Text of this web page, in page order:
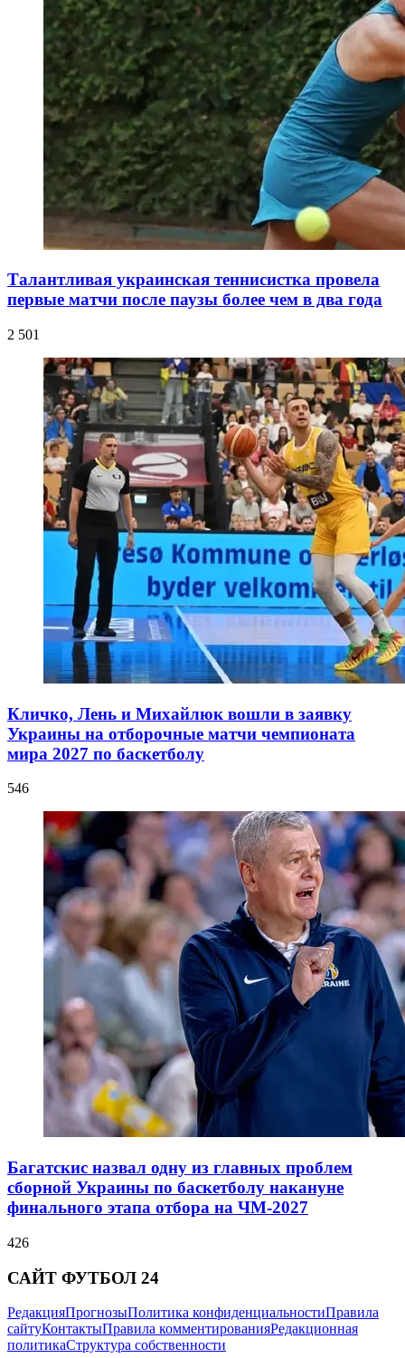
Талантливая украинская теннисистка провела
первые матчи после паузы более чем в два года
2 501
Кличко, Лень и Михайлюк вошли в заявку
Украины на отборочные матчи чемпионата
мира 2027 по баскетболу
546
Багатскис назвал одну из главных проблем
сборной Украины по баскетболу накануне
финального этапа отбора на ЧМ-2027
426
САЙТ ФУТБОЛ 24
РедакцияПрогнозыПолитика конфиденциальностиПравила
сайтуКонтактыПравила комментированияРедакционная
политикаСтруктура собственности